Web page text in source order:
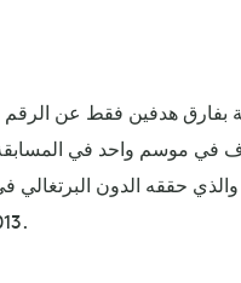
بفارق هدفين فقط عن الرقم
في موسم واحد في المسابقة
(17 هدفا) والذي حققه الدون
2013-2014.